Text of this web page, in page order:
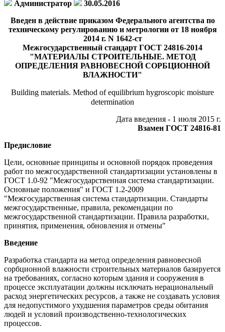
Администратор
30.05.2016
Введен в действие приказом Федерального агентства по
техническому регулированию и метрологии от 18 ноября
2014 г. N 1642-ст
Межгосударственный стандарт ГОСТ 24816-2014
"МАТЕРИАЛЫ СТРОИТЕЛЬНЫЕ. МЕТОД
ОПРЕДЕЛЕНИЯ РАВНОВЕСНОЙ СОРБЦИОННОЙ
ВЛАЖНОСТИ"
Building materials. Method of equilibrium hygroscopic moisture
determination
Дата введения - 1 июля 2015 г.
Взамен ГОСТ 24816-81
Предисловие
Цели, основные принципы и основной порядок проведения
работ по межгосударственной стандартизации установлены в
ГОСТ 1.0-92 "Межгосударственная система стандартизации.
Основные положения" и ГОСТ 1.2-2009
"Межгосударственная система стандартизации. Стандарты
межгосударственные, правила, рекомендации по
межгосударственной стандартизации. Правила разработки,
принятия, применения, обновления и отмены"
Введение
Разработка стандарта на метод определения равновесной
сорбционной влажности строительных материалов базируется
на требованиях, согласно которым здания и сооружения в
процессе эксплуатации должны исключать нерациональный
расход энергетических ресурсов, а также не создавать условия
для недопустимого ухудшения параметров среды обитания
людей и условий производственно-технологических
процессов.